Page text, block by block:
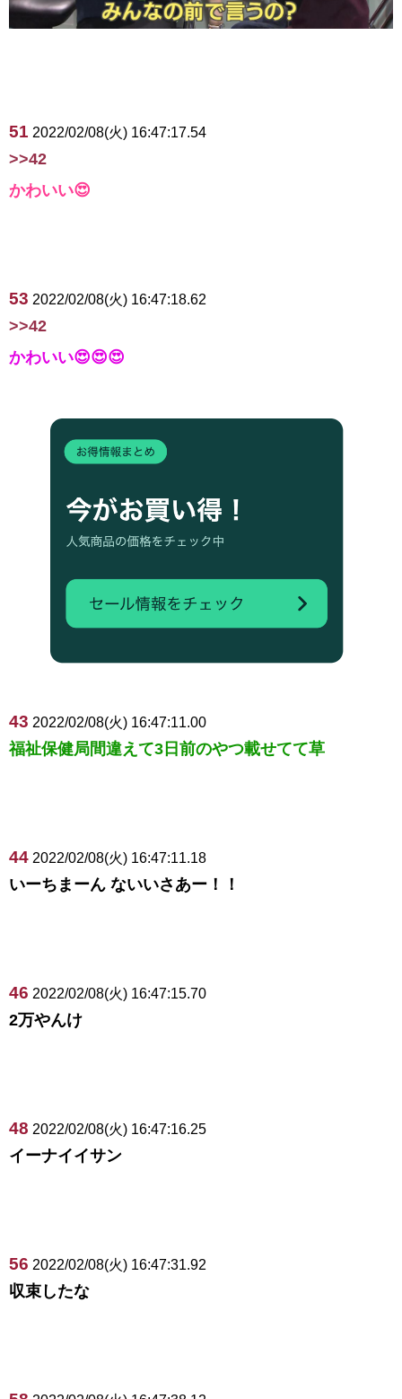
51 2022/02/08(火) 16:47:17.54
>>42
かわいい😍
53 2022/02/08(火) 16:47:18.62
>>42
かわいい😍😍😍
43 2022/02/08(火) 16:47:11.00
福祉保健局間違えて3日前のやつ載せてて草
44 2022/02/08(火) 16:47:11.18
いーちまーん ないいさあー！！
46 2022/02/08(火) 16:47:15.70
2万やんけ
48 2022/02/08(火) 16:47:16.25
イーナイイサン
56 2022/02/08(火) 16:47:31.92
収束したな